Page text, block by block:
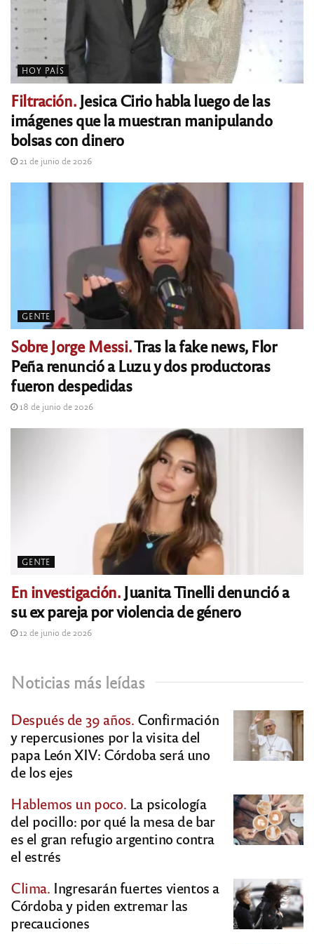
HOY PAÍS
Filtración.Jesica Cirio habla luego de las
imágenes que la muestran manipulando
bolsas con dinero
21 de junio de 2026
GENTE
Sobre Jorge Messi.Tras la fake news, Flor
Peña renunció a Luzu y dos productoras
fueron despedidas
18 de junio de 2026
GENTE
En investigación.Juanita Tinelli denunció a
su ex pareja por violencia de género
12 de junio de 2026
Noticias más leídas
Después de 39 años. Confirmación
y repercusiones por la visita del
papa León XIV: Córdoba será uno
de los ejes
Hablemos un poco. La psicología
del pocillo: por qué la mesa de bar
es el gran refugio argentino contra
el estrés
Clima. Ingresarán fuertes vientos a
Córdoba y piden extremar las
precauciones